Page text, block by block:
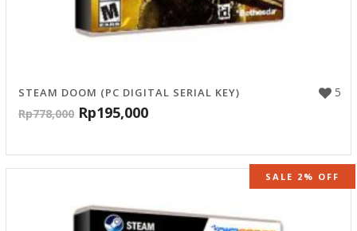
5
STEAM DOOM (PC DIGITAL SERIAL KEY)
Rp778,000 Rp195,000
SALE 2% OFF